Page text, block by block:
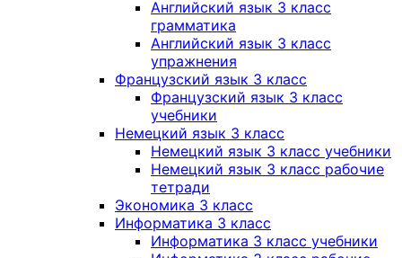
Английский язык 3 класс
грамматика
Английский язык 3 класс
упражнения
Французский язык 3 класс
Французский язык 3 класс
учебники
Немецкий язык 3 класс
Немецкий язык 3 класс учебники
Немецкий язык 3 класс рабочие
тетради
Экономика 3 класс
Информатика 3 класс
Информатика 3 класс учебники